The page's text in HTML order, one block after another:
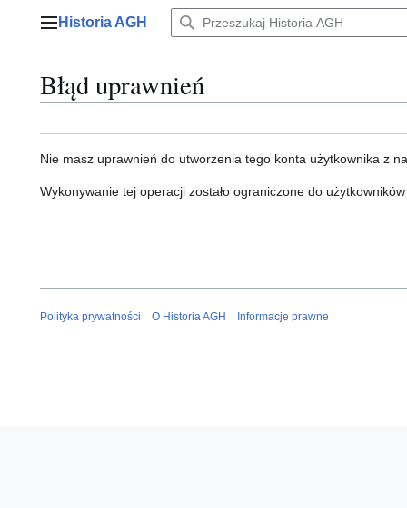
Menu główne
Historia AGH
Błąd uprawnień
Nie masz uprawnień do utworzenia tego konta użytkownika z
Wykonywanie tej operacji zostało ograniczone do
Polityka prywatności O Historia AGH Informacje prawne